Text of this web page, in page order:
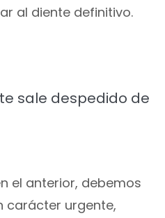
al diente definitivo.
sale despedido de
el anterior, debemos
carácter urgente,